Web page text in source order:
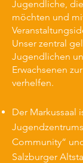
Jugendliche,
möchten und
Unser zentral
Jugendlichen
Erwachsenen
verhelfen.
Der Markussaal
Community“
Salzburger